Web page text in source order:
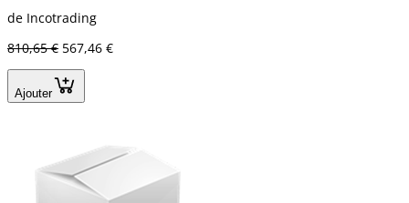
de Incotrading
810,65 € 567,46 €
Ajouter